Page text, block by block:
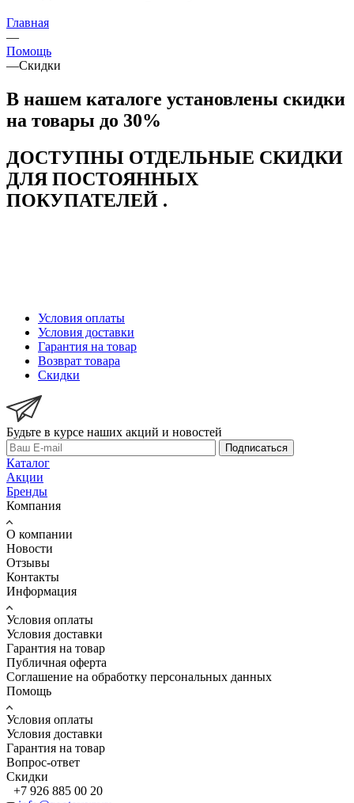
Главная
—
Помощь
—Скидки
В нашем каталоге установлены скидки
на товары до 30%
ДОСТУПНЫ ОТДЕЛЬНЫЕ СКИДКИ
ДЛЯ ПОСТОЯННЫХ
ПОКУПАТЕЛЕЙ .
Условия оплаты
Условия доставки
Гарантия на товар
Возврат товара
Скидки
Будьте в курсе наших акций и новостей
Подписаться
Каталог
Акции
Бренды
Компания
О компании
Новости
Отзывы
Контакты
Информация
Условия оплаты
Условия доставки
Гарантия на товар
Публичная оферта
Соглашение на обработку персональных данных
Помощь
Условия оплаты
Условия доставки
Гарантия на товар
Вопрос-ответ
Скидки
+7 926 885 00 20